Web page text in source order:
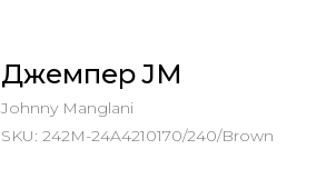
Джемпер JM
Johnny Manglani
SKU: 242M-24A4210170/240/Brown